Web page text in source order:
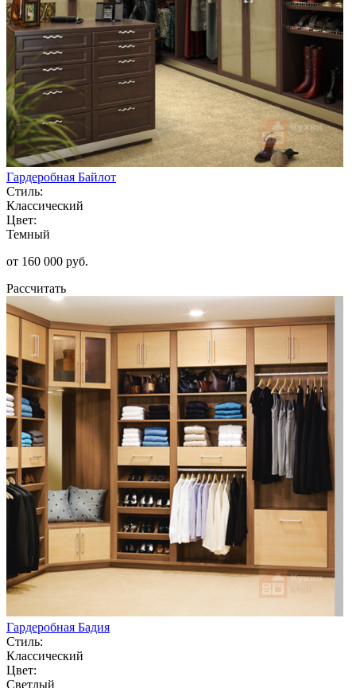
Гардеробная Байлот
Стиль:
Классический
Цвет:
Темный
от 160 000 руб.
Рассчитать
Гардеробная Бадия
Стиль:
Классический
Цвет:
Светлый